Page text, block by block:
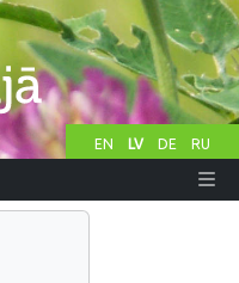
EN LV DE RU